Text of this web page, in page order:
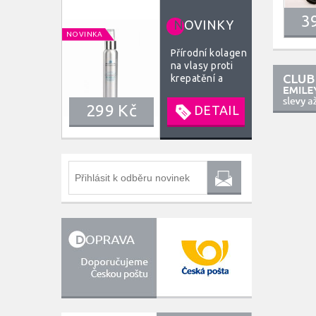
NOVINKY
Přírodní kolagen
na vlasy proti
krepatění a
ml
NOVINKA
299 Kč DETAIL